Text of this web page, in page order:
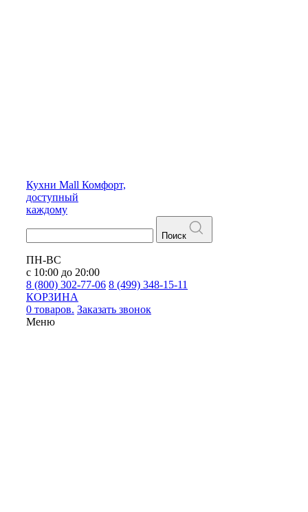
Кухни Mall Комфорт,
доступный
каждому
Поиск
ПН-ВС
с 10:00 до 20:00
8 (800) 302-77-06 8 (499) 348-15-11
КОРЗИНА
0 товаров. Заказать звонок
Меню